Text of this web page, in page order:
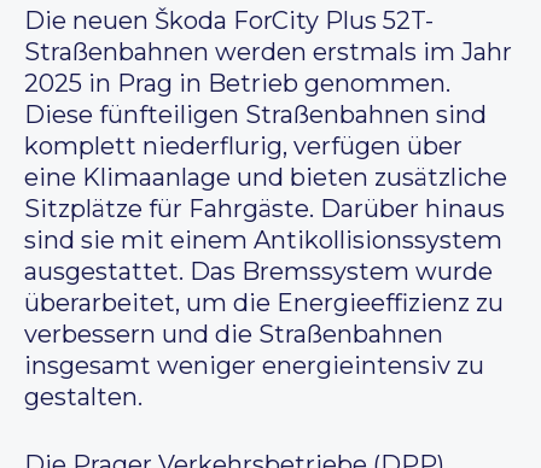
Die neuen Škoda ForCity Plus 52T-
Straßenbahnen werden erstmals im Jahr
2025 in Prag in Betrieb genommen.
Diese fünfteiligen Straßenbahnen sind
komplett niederflurig, verfügen über
eine Klimaanlage und bieten zusätzliche
Sitzplätze für Fahrgäste. Darüber hinaus
sind sie mit einem Antikollisionssystem
ausgestattet. Das Bremssystem wurde
überarbeitet, um die Energieeffizienz zu
verbessern und die Straßenbahnen
insgesamt weniger energieintensiv zu
gestalten.